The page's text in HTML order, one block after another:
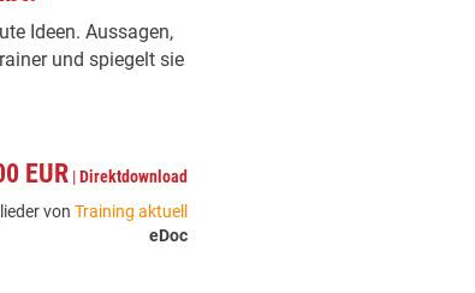
Ideen. Aussagen,
und spiegelt sie
EUR |Direktdownload
von Training aktuell
eDoc